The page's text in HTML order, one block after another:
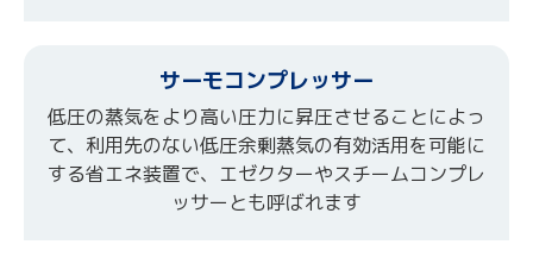
サーモコンプレッサー
低圧の蒸気をより高い圧力に昇圧させることによっ
て、利用先のない低圧余剰蒸気の有効活用を可能に
する省エネ装置で、 エゼクターやスチームコンプレ
ッサーとも呼ばれます